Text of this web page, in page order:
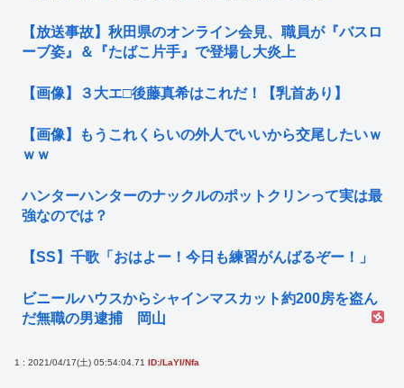
【放送事故】秋田県のオンライン会見、職員が『バスロ
ーブ姿』＆『たばこ片手』で登場し大炎上
【画像】３大エ□後藤真希はこれだ！【乳首あり】
【画像】もうこれくらいの外人でいいから交尾したいｗ
ｗｗ
ハンターハンターのナックルのポットクリンって実は最
強なのでは？
【SS】千歌「おはよー！今日も練習がんばるぞー！」
ビニールハウスからシャインマスカット約200房を盗ん
だ無職の男逮捕 岡山
1 : 2021/04/17(土) 05:54:04.71 ID:/LaYI/Nfa